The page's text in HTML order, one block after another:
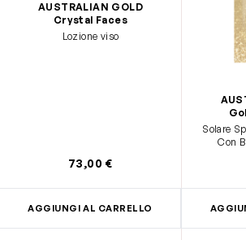
AUSTRALIAN GOLD
Crystal Faces
Lozione viso
73,00 €
AGGIUNGI AL CARRELLO
Solare
Con